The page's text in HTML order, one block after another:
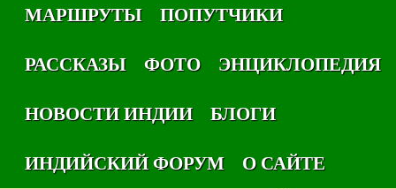
МАРШРУТЫ
ПОПУТЧИКИ
РАССКАЗЫ
ФОТО
ЭНЦИКЛОПЕДИЯ
НОВОСТИ ИНДИИ
БЛОГИ
ИНДИЙСКИЙ ФОРУМ
О САЙТЕ